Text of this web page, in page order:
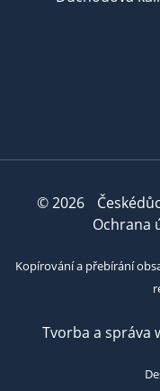
© 2026
Ochrana
Kopírování a přebírání
Tvorba a správa